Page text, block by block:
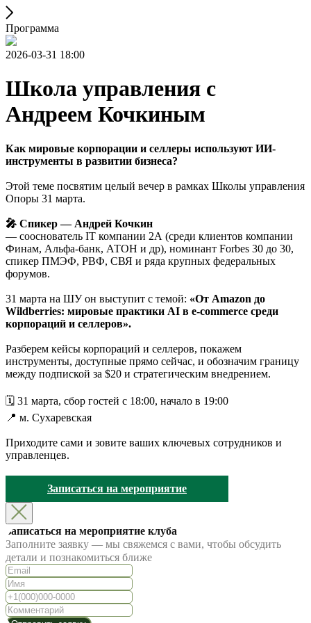
Программа
2026-03-31 18:00
Школа управления с
Андреем Кочкиным
Как мировые корпорации и селлеры используют ИИ-
инструменты в развитии бизнеса?
Этой теме посвятим целый вечер в рамках Школы управления
Опоры 31 марта.
🎤 Спикер — Андрей Кочкин
— сооснователь IT компании 2А (среди клиентов компании
Финам, Альфа-банк, АТОН и др), номинант Forbes 30 до 30,
спикер ПМЭФ, РВФ, СВЯ и ряда крупных федеральных
форумов.
31 марта на ШУ он выступит с темой: «От Amazon до
Wildberries: мировые практики AI в e-commerce среди
корпораций и селлеров».
Разберем кейсы корпораций и селлеров, покажем
инструменты, доступные прямо сейчас, и обозначим границу
между подпиской за $20 и стратегическим внедрением.
🗓 31 марта, сбор гостей с 18:00, начало в 19:00
📍 м. Сухаревская
Приходите сами и зовите ваших ключевых сотрудников и
управленцев.
Записаться на мероприятие
Записаться на мероприятие клуба
Заполните заявку — мы свяжемся с вами, чтобы обсудить
детали и познакомиться ближе